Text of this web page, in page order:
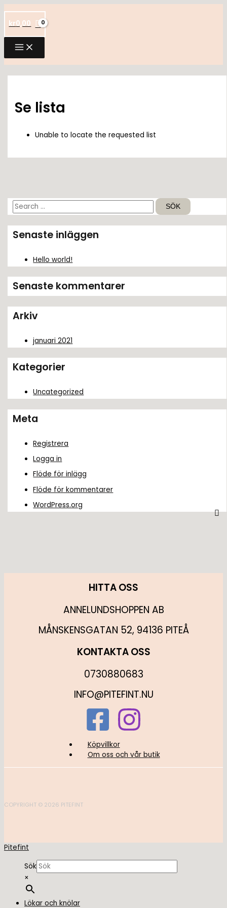
till
innehåll
kr0,00
S
k
e
:
Senaste inläggen
Hello world!
Senaste kommentarer
Arkiv
januari 2021
Kategorier
Uncategorized
Meta
Registrera
Logga in
Flöde för inlägg
Flöde för kommentarer
WordPress.org
Se lista
Unable to locate the requested list
HITTA OSS
ANNELUNDSHOPPEN AB
MÅNSKENSGATAN 52, 94136 PITEÅ
KONTAKTA OSS
0730880683
INFO@PITEFINT.NU
Köpvillkor
Om oss och vår butik
COPYRIGHT © 2026 PITEFINT
Pitefint
Sök
×
Lökar och knölar